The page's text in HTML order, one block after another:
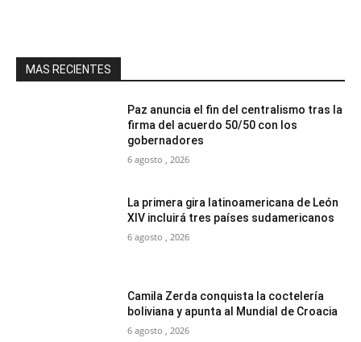
MAS RECIENTES
Paz anuncia el fin del centralismo tras la
firma del acuerdo 50/50 con los
gobernadores
6 agosto , 2026
La primera gira latinoamericana de León
XIV incluirá tres países sudamericanos
6 agosto , 2026
Camila Zerda conquista la coctelería
boliviana y apunta al Mundial de Croacia
6 agosto , 2026